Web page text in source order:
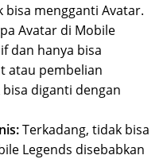
mengganti Avatar.
Avatar di Mobile
dan hanya bisa
atau pembelian
diganti dengan
Terkadang, tidak bisa
Legends disebabkan